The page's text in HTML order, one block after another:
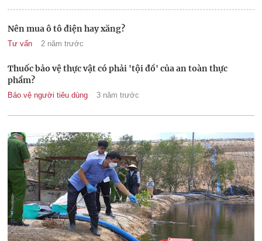
Nên mua ô tô điện hay xăng?
Tư vấn 2 năm trước
Thuốc bảo vệ thực vật có phải 'tội đồ' của an toàn thực
phẩm?
Bảo vệ người tiêu dùng 3 năm trước